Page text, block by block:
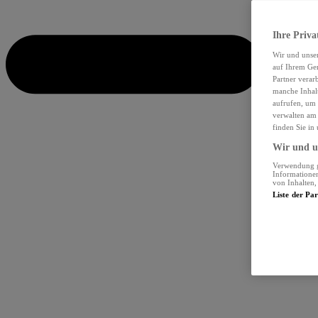
Ihre
Wir und
auf Ihrem
Partner
manche
aufrufen, um
verwalten
finden Sie in
Wir und
Verwendung
von Inhalten,
Liste der